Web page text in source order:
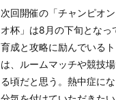
次回開催の「チャンピオ
オ杯」は8月の下旬となっ
育成と攻略に励んでいる
は、ルームマッチや競技
る頃だと思う。熱中症に